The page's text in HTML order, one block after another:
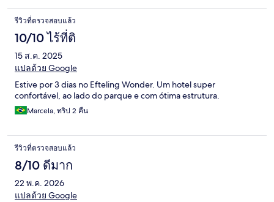
รีวิวที่ตรวจสอบแล้ว
10/10 ไร้ที่ติ
15 ส.ค. 2025
แปลด้วย Google
Estive por 3 dias no Efteling Wonder. Um hotel super
confortável, ao lado do parque e com ótima estrutura.
Marcela, ทริป 2 คืน
รีวิวที่ตรวจสอบแล้ว
8/10 ดีมาก
22 พ.ค. 2026
แปลด้วย Google